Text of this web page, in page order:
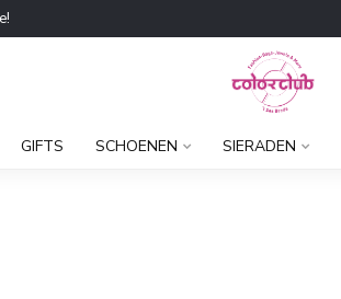
GIFTS SCHOENEN SIERADEN